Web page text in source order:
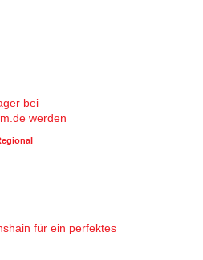
bei
werden
für ein perfektes